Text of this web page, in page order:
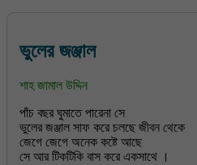
ভুলের জঞ্জাল
শাহ জামাল উদ্দিন
পাঁচ বছর ঘুমাতে পারেনা সে
ভুলের জঞ্জাল সাফ করে চলছে জীবন থেকে
জেগে জেগে অনেক কষ্টে আছে
সে আর টিকটিকি বাস করে একসাথে ।